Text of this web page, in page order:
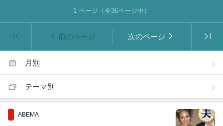
1ページ（全36ページ中）
前のページ 次のページ
月別
テーマ別
ABEMA